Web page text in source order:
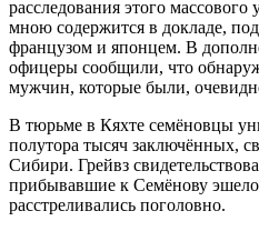
расследования этого массового
мною содержится в докладе,
французом и японцем. В
офицеры сообщили, что
мужчин, которые были,
В тюрьме в Кяхте семёновцы
полутора тысяч заключённых,
Сибири. Грейвз
прибывавшие к Семёнову
расстреливались поголовно.